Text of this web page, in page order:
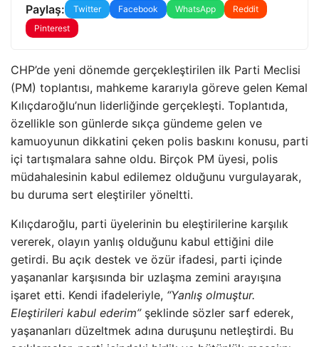
Paylaş: Twitter Facebook WhatsApp
Reddit
Pinterest
CHP’de yeni dönemde gerçekleştirilen ilk Parti Meclisi
(PM) toplantısı, mahkeme kararıyla göreve gelen Kemal
Kılıçdaroğlu’nun liderliğinde gerçekleşti. Toplantıda,
özellikle son günlerde sıkça gündeme gelen ve
kamuoyunun dikkatini çeken polis baskını konusu, parti
içi tartışmalara sahne oldu. Birçok PM üyesi, polis
müdahalesinin kabul edilemez olduğunu vurgulayarak,
bu duruma sert eleştiriler yöneltti.
Kılıçdaroğlu, parti üyelerinin bu eleştirilerine karşılık
vererek, olayın yanlış olduğunu kabul ettiğini dile
getirdi. Bu açık destek ve özür ifadesi, parti içinde
yaşananlar karşısında bir uzlaşma zemini arayışına
işaret etti. Kendi ifadeleriyle, “Yanlış olmuştur.
Eleştirileri kabul ederim”şeklinde sözler sarf ederek,
yaşananları düzeltmek adına duruşunu netleştirdi. Bu